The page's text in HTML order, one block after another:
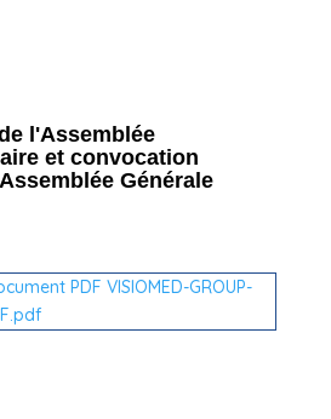
l'Assemblée
et convocation
Générale